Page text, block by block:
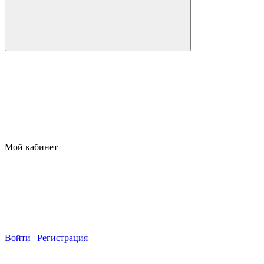
Мой кабинет
Войти | Регистрация